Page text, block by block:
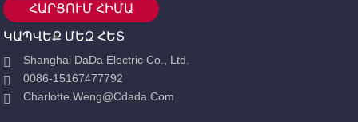
ՀԱՐՑՈՒՄ ՀԻՄԱ
ԿԱՊՎԵՔ ՄԵԶ ՀԵՏ
Shanghai DaDa Electric Co., Ltd.
0086-15167477792
Charlotte.weng@cdada.com